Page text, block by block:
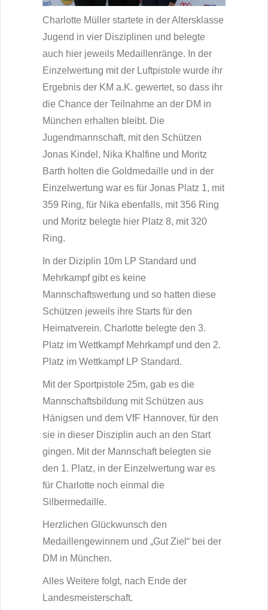
Charlotte Müller startete in der Altersklasse
Jugend in vier Disziplinen und belegte
auch hier jeweils Medaillenränge. In der
Einzelwertung mit der Luftpistole wurde ihr
Ergebnis der KM a.K. gewertet, so dass ihr
die Chance der Teilnahme an der DM in
München erhalten bleibt. Die
Jugendmannschaft, mit den Schützen
Jonas Kindel, Nika Khalfine und Moritz
Barth holten die Goldmedaille und in der
Einzelwertung war es für Jonas Platz 1, mit
359 Ring, für Nika ebenfalls, mit 356 Ring
und Moritz belegte hier Platz 8, mit 320
Ring.
In der Diziplin 10m LP Standard und
Mehrkampf gibt es keine
Mannschaftswertung und so hatten diese
Schützen jeweils ihre Starts für den
Heimatverein. Charlotte belegte den 3.
Platz im Wettkampf Mehrkampf und den 2.
Platz im Wettkampf LP Standard.
Mit der Sportpistole 25m, gab es die
Mannschaftsbildung mit Schützen aus
Hänigsen und dem VfF Hannover, für den
sie in dieser Disziplin auch an den Start
gingen. Mit der Mannschaft belegten sie
den 1. Platz, in der Einzelwertung war es
für Charlotte noch einmal die
Silbermedaille.
Herzlichen Glückwunsch den
Medaillengewinnern und „Gut Ziel“ bei der
DM in München.
Alles Weitere folgt, nach Ende der
Landesmeisterschaft.